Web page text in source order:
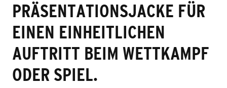
PRÄSENTATIONSJACKE FÜR
EINEN EINHEITLICHEN
AUFTRITT BEIM WETTKAMPF
ODER SPIEL.